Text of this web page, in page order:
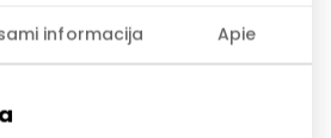
informacija Apie
(ATM)